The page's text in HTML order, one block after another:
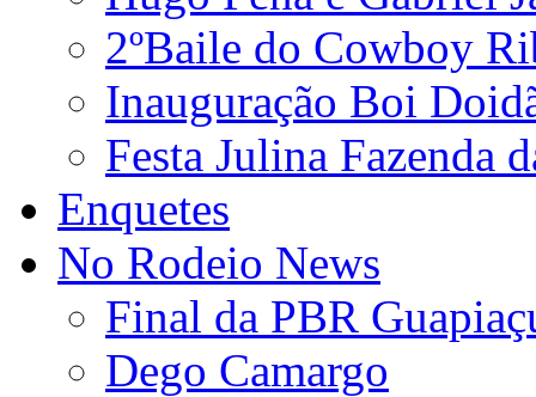
2ºBaile do Cowboy
Inauguração Boi
Festa Julina Fazenda
Enquetes
No Rodeio News
Final da PBR
Dego Camargo